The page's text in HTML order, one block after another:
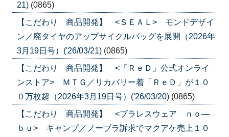
21) (0865)
【こだわり 商品開発】 <ＳＥＡＬ> モンドデザイ
ン／廃タイヤのアップサイクルバッグを展開（2026年
3月19日号）('26/03/21) (0865)
【こだわり 商品開発】 <「ＲｅＤ」公式オンライ
ンストア> ＭＴＧ／リカバリー着「ＲｅＤ」が１０
０万枚超（2026年3月19日号）('26/03/20) (0865)
【こだわり 商品開発】 <ブラレスウェア ｎｏ―
ｂｕ> キャンプ／ノーブラ訴求でマクアケ売上１０